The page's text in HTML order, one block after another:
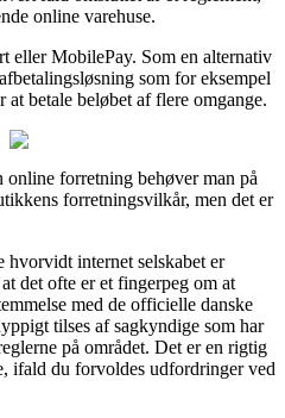
online varehuse.
eller MobilePay. Som en alternativ
som for eksempel
betale beløbet af flere omgange.
forretning behøver man på
forretningsvilkår, men det er
internet selskabet er
det ofte er et fingerpeg om at
med de officielle danske
tilses af sagkyndige som har
på området. Det er en rigtig
ifald du forvoldes udfordringer ved